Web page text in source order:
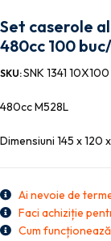
Set caserole
480cc 100
SKU:SNK 1341 10X100
480cc M528L
Dimensiuni 145 x 120
Ai nevoie de
Faci achiziție
Cum